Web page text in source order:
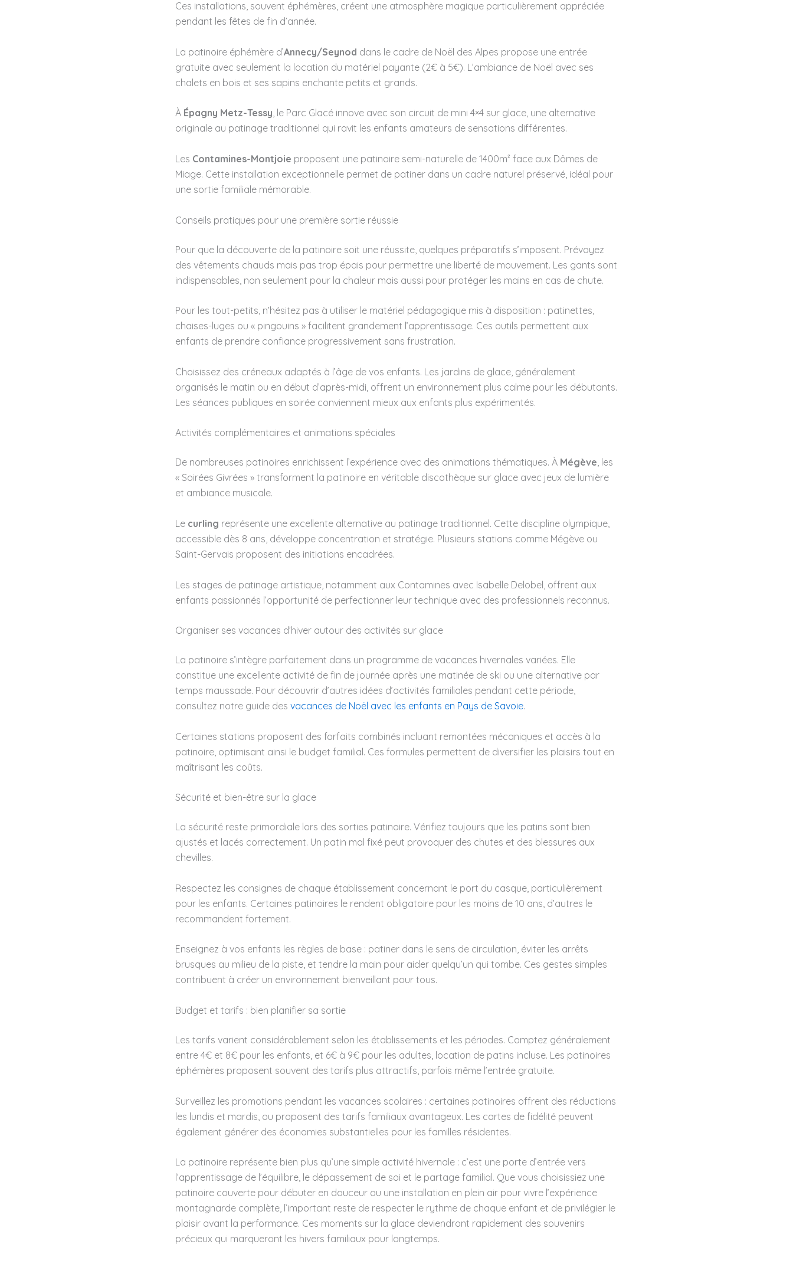
Ces installations, souvent éphémères, créent une atmosphère magique particulièrement appréciée
pendant les fêtes de fin d’année.
La patinoire éphémère d’Annecy/Seynod dans le cadre de Noël des Alpes propose une entrée
gratuite avec seulement la location du matériel payante (2€ à 5€). L’ambiance de Noël avec ses
chalets en bois et ses sapins enchante petits et grands.
À Épagny Metz-Tessy, le Parc Glacé innove avec son circuit de mini 4×4 sur glace, une alternative
originale au patinage traditionnel qui ravit les enfants amateurs de sensations différentes.
Les Contamines-Montjoie proposent une patinoire semi-naturelle de 1400m² face aux Dômes de
Miage. Cette installation exceptionnelle permet de patiner dans un cadre naturel préservé, idéal pour
une sortie familiale mémorable.
Conseils pratiques pour une première sortie réussie
Pour que la découverte de la patinoire soit une réussite, quelques préparatifs s’imposent. Prévoyez
des vêtements chauds mais pas trop épais pour permettre une liberté de mouvement. Les gants sont
indispensables, non seulement pour la chaleur mais aussi pour protéger les mains en cas de chute.
Pour les tout-petits, n’hésitez pas à utiliser le matériel pédagogique mis à disposition : patinettes,
chaises-luges ou « pingouins » facilitent grandement l’apprentissage. Ces outils permettent aux
enfants de prendre confiance progressivement sans frustration.
Choisissez des créneaux adaptés à l’âge de vos enfants. Les jardins de glace, généralement
organisés le matin ou en début d’après-midi, offrent un environnement plus calme pour les débutants.
Les séances publiques en soirée conviennent mieux aux enfants plus expérimentés.
Activités complémentaires et animations spéciales
De nombreuses patinoires enrichissent l’expérience avec des animations thématiques. À Mégève, les
« Soirées Givrées » transforment la patinoire en véritable discothèque sur glace avec jeux de lumière
et ambiance musicale.
Le curling représente une excellente alternative au patinage traditionnel. Cette discipline olympique,
accessible dès 8 ans, développe concentration et stratégie. Plusieurs stations comme Mégève ou
Saint-Gervais proposent des initiations encadrées.
Les stages de patinage artistique, notamment aux Contamines avec Isabelle Delobel, offrent aux
enfants passionnés l’opportunité de perfectionner leur technique avec des professionnels reconnus.
Organiser ses vacances d’hiver autour des activités sur glace
La patinoire s’intègre parfaitement dans un programme de vacances hivernales variées. Elle
constitue une excellente activité de fin de journée après une matinée de ski ou une alternative par
temps maussade. Pour découvrir d’autres idées d’activités familiales pendant cette période,
consultez notre guide des vacances de Noël avec les enfants en Pays de Savoie.
Certaines stations proposent des forfaits combinés incluant remontées mécaniques et accès à la
patinoire, optimisant ainsi le budget familial. Ces formules permettent de diversifier les plaisirs tout en
maîtrisant les coûts.
Sécurité et bien-être sur la glace
La sécurité reste primordiale lors des sorties patinoire. Vérifiez toujours que les patins sont bien
ajustés et lacés correctement. Un patin mal fixé peut provoquer des chutes et des blessures aux
chevilles.
Respectez les consignes de chaque établissement concernant le port du casque, particulièrement
pour les enfants. Certaines patinoires le rendent obligatoire pour les moins de 10 ans, d’autres le
recommandent fortement.
Enseignez à vos enfants les règles de base : patiner dans le sens de circulation, éviter les arrêts
brusques au milieu de la piste, et tendre la main pour aider quelqu’un qui tombe. Ces gestes simples
contribuent à créer un environnement bienveillant pour tous.
Budget et tarifs : bien planifier sa sortie
Les tarifs varient considérablement selon les établissements et les périodes. Comptez généralement
entre 4€ et 8€ pour les enfants, et 6€ à 9€ pour les adultes, location de patins incluse. Les patinoires
éphémères proposent souvent des tarifs plus attractifs, parfois même l’entrée gratuite.
Surveillez les promotions pendant les vacances scolaires : certaines patinoires offrent des réductions
les lundis et mardis, ou proposent des tarifs familiaux avantageux. Les cartes de fidélité peuvent
également générer des économies substantielles pour les familles résidentes.
La patinoire représente bien plus qu’une simple activité hivernale : c’est une porte d’entrée vers
l’apprentissage de l’équilibre, le dépassement de soi et le partage familial. Que vous choisissiez une
patinoire couverte pour débuter en douceur ou une installation en plein air pour vivre l’expérience
montagnarde complète, l’important reste de respecter le rythme de chaque enfant et de privilégier le
plaisir avant la performance. Ces moments sur la glace deviendront rapidement des souvenirs
précieux qui marqueront les hivers familiaux pour longtemps.